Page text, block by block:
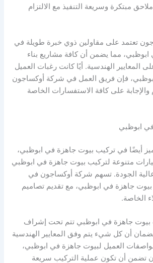
مبتكرة وسريعة التنفيذ مع الالتزام
تعتمد على مقاولين ذوي خبرة طويلة في
مما يضمن أن كافة مشاريع بناء
المعايير الهندسية. أيًا كانت رغبات العميل
فإن فريق العمل في شركة أوكساجون
على كافة الاستفسارات الخاصة
ابوظبي
أيضًا في تركيب بيوت جاهزة في ابوظبي،
متنوعة لتركيب بيوت جاهزة في ابوظبي
عالية الجودة. تسهم شركة أوكساجون في
جاهزة في ابوظبي، مع تقديم تصاميم
الخاصة.
بيوت جاهزة في ابوظبي تتم تحت إشراف
أن كل شيء يتم وفق المعايير الهندسية
العميل لبيوت جاهزة في ابوظبي،
تضمن أن تكون عملية التركيب سريعة